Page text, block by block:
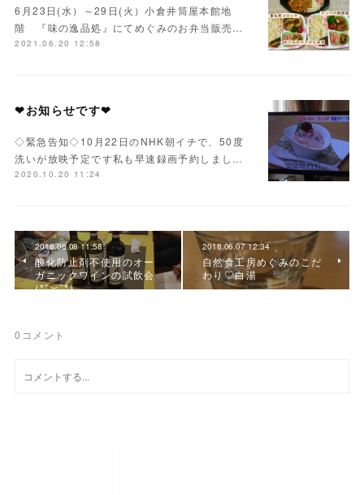
6月23日(水）～29日(火）小倉井筒屋本館地
階 『味の逸品処』にてめぐみのお弁当販売…
2021.06.20 12:58
❤お知らせです❤
◇緊急告知◇10月22日のNHK朝イチで、50度
洗いが放映予定です私も早速録画予約しまし…
2020.10.20 11:24
2018.06.08 11:58
酸化防止剤不使用のオー
ガニックワインの試飲会
(*˘︶˘*)
2018.06.07 12:34
自然食工房めぐみのこだ
わり♡白湯
0 コメント